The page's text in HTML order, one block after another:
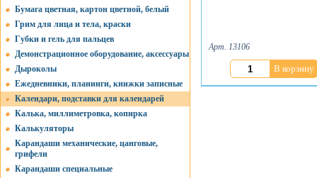
Бумага цветная, картон цветной, белый
Грим для лица и тела, краски
Губки и гель для пальцев
Демонстрационное оборудование, аксессуары
Дыроколы
Ежедневники, планинги, книжки записные
Календари, подставки для календарей
Калька, миллиметровка, копирка
Калькуляторы
Карандаши механические, цанговые,
грифели
Карандаши специальные
Арт. 13106
В корзину